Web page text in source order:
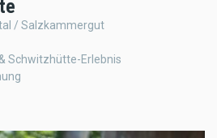
/ Salzkammergut
Schwitzhütte-Erlebnis